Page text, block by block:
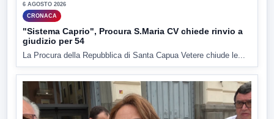
6 AGOSTO 2026
CRONACA
"Sistema Caprio", Procura S.Maria CV chiede rinvio a
giudizio per 54
La Procura della Repubblica di Santa Capua Vetere chiude le...